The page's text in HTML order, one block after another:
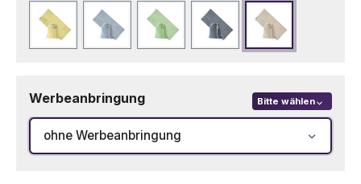
Gelb Hellblau HellgrünMarineblauNaturfarbe
Werbeanbringung Bitte wählen
ohne Werbeanbringung